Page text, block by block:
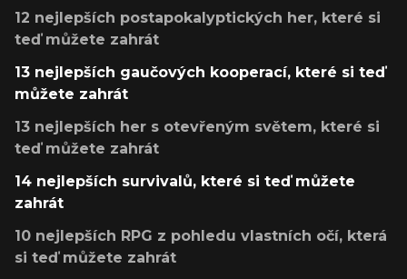
12 nejlepších postapokalyptických her, které si
teď můžete zahrát
13 nejlepších gaučových kooperací, které si teď
můžete zahrát
13 nejlepších her s otevřeným světem, které si
teď můžete zahrát
14 nejlepších survivalů, které si teď můžete
zahrát
10 nejlepších RPG z pohledu vlastních očí, která
si teď můžete zahrát